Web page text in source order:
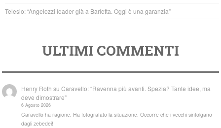
Telesio: “Angelozzi leader già a Barletta. Oggi è una garanzia”
ULTIMI COMMENTI
Henry Roth suCaravello: “Ravenna più avanti. Spezia? Tante idee, ma
deve dimostrare”
6 Agosto 2026
Caravello ha ragione. Ha fotografato la situazione. Occorre che i vecchi sintolgano
dagli zebedei!